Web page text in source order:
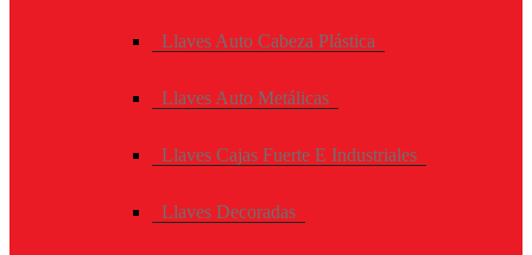
Llaves Auto Cabeza Plástica
Llaves Auto Metálicas
Llaves Cajas Fuerte E Industriales
Llaves Decoradas